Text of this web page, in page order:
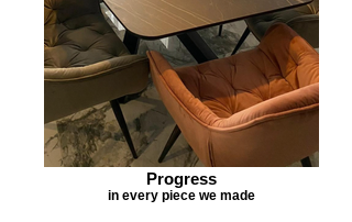
Progress
in every piece we made